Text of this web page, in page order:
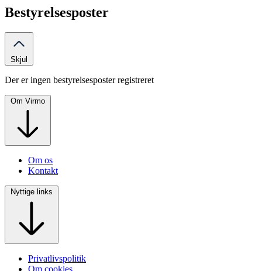
Bestyrelsesposter
Skjul
Der er ingen bestyrelsesposter registreret
Om Virmo
Om os
Kontakt
Nyttige links
Privatlivspolitik